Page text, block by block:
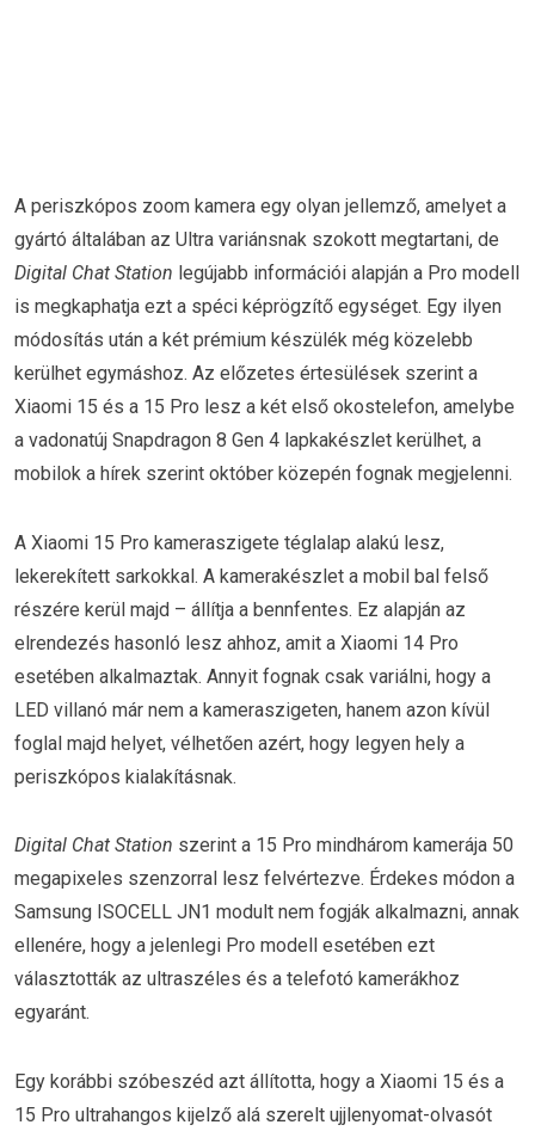
A periszkópos zoom kamera egy olyan jellemző, amelyet a
gyártó általában az Ultra variánsnak szokott megtartani, de
Digital Chat Station legújabb információi alapján a Pro modell
is megkaphatja ezt a spéci képrögzítő egységet. Egy ilyen
módosítás után a két prémium készülék még közelebb
kerülhet egymáshoz. Az előzetes értesülések szerint a
Xiaomi 15 és a 15 Pro lesz a két első okostelefon, amelybe
a vadonatúj Snapdragon 8 Gen 4 lapkakészlet kerülhet, a
mobilok a hírek szerint október közepén fognak megjelenni.
A Xiaomi 15 Pro kameraszigete téglalap alakú lesz,
lekerekített sarkokkal. A kamerakészlet a mobil bal felső
részére kerül majd – állítja a bennfentes. Ez alapján az
elrendezés hasonló lesz ahhoz, amit a Xiaomi 14 Pro
esetében alkalmaztak. Annyit fognak csak variálni, hogy a
LED villanó már nem a kameraszigeten, hanem azon kívül
foglal majd helyet, vélhetően azért, hogy legyen hely a
periszkópos kialakításnak.
Digital Chat Station szerint a 15 Pro mindhárom kamerája 50
megapixeles szenzorral lesz felvértezve. Érdekes módon a
Samsung ISOCELL JN1 modult nem fogják alkalmazni, annak
ellenére, hogy a jelenlegi Pro modell esetében ezt
választották az ultraszéles és a telefotó kamerákhoz
egyaránt.
Egy korábbi szóbeszéd azt állította, hogy a Xiaomi 15 és a
15 Pro ultrahangos kijelző alá szerelt ujjlenyomat-olvasót